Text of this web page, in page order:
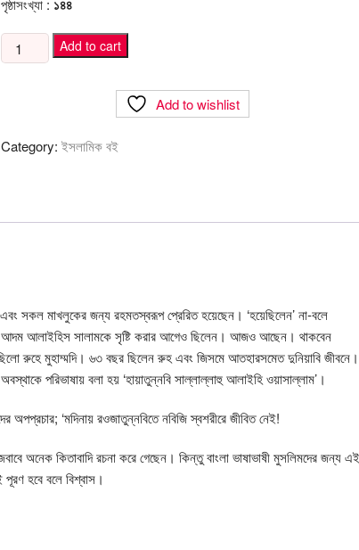
পৃষ্ঠাসংখ্যা : ১৪৪
মমাতি
quantity
Add to cart
Add to wishlist
Category: ইসলামিক বই
সকল মাখলুকের জন্য রহমতস্বরূপ প্রেরিত হয়েছেন। ‘হয়েছিলেন’ না-বলে
আদম আলাইহিস সালামকে সৃষ্টি করার আগেও ছিলেন। আজও আছেন। থাকবেন
রুহে মুহাম্মদি। ৬৩ বছর ছিলেন রুহ এবং জিসমে আতহারসমেত দুনিয়াবি জীবনে।
পরিভাষায় বলা হয় ‘হায়াতুন্নবি সাল্লাল্লাহু আলাইহি ওয়াসাল্লাম’।
‘মদিনায় রওজাতুন্নবিতে নবিজি স্বশরীরে জীবিত নেই!
অনেক কিতাবাদি রচনা করে গেছেন। কিন্তু বাংলা ভাষাভাষী মুসলিমদের জন্য এই
হবে বলে বিশ্বাস।